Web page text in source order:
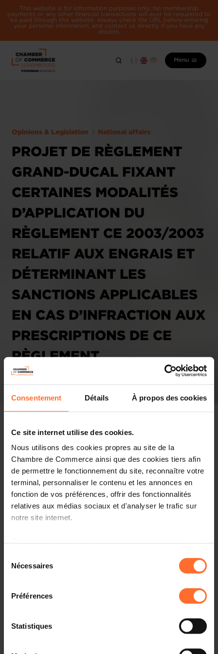
Consentement Détails À propos des cookies
Ce site internet utilise des cookies.
Nous utilisons des cookies propres au site de la
Chambre de Commerce ainsi que des cookies tiers afin
de permettre le fonctionnement du site, reconnaître votre
terminal, personnaliser le contenu et les annonces en
fonction de vos préférences, offrir des fonctionnalités
relatives aux médias sociaux et d'analyser le trafic sur
notre site internet.
à l’exception des cookies strictement nécessaires au
fonctionnement du site. Une description des différents
cookies est accessible sous l’onglet « Détails » ci-
dessus.
Il est précisé que la navigation sur le site et certaines
fonctionnalités (ex : lecture de vidéos, partage sur les
Nécessaires
Préférences
Statistiques
This website is for information purposes only. No membership
payments or any other financial transactions will ever be requested to
be paid through this website. Always check the URL before entering
your personal information, and contact us directly if you have any
doubts.
Menu
Opinions & Legislation National affairs
PROJET DE RÈGLEMENT
GRAND-DUCAL FIXANT
CERTAINES MODALITÉS
D’APPLICATION DU
RÈGLEMENT CE 2003/2003
RELATIF AUX ENGRAIS ET
DÉTERMINANT LES
SANCTIONS APPLICABLES
EN CAS D’INFRACTION AUX
PRESCRIPTIONS DE CE
RÈGLEMENT
COMMUNAUTAIRE.
(3154MCH)
Opinions & legislation
Practical info
1 project text
modalités d’application du règlement CE 2003/2003
règlement communautaire. (3154MCH)